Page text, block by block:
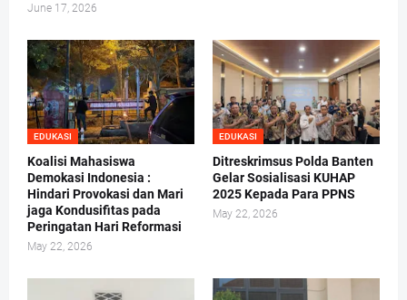
June 17, 2026
EDUKASI
Koalisi Mahasiswa
Demokasi Indonesia :
Hindari Provokasi dan Mari
jaga Kondusifitas pada
Peringatan Hari Reformasi
May 22, 2026
EDUKASI
Ditreskrimsus Polda Banten
Gelar Sosialisasi KUHAP
2025 Kepada Para PPNS
May 22, 2026